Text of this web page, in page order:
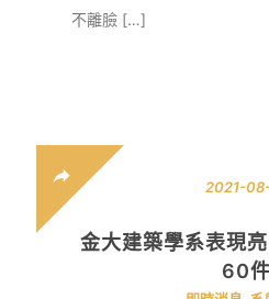
不離臉 […]
2021-
金大建築學系表現
60件